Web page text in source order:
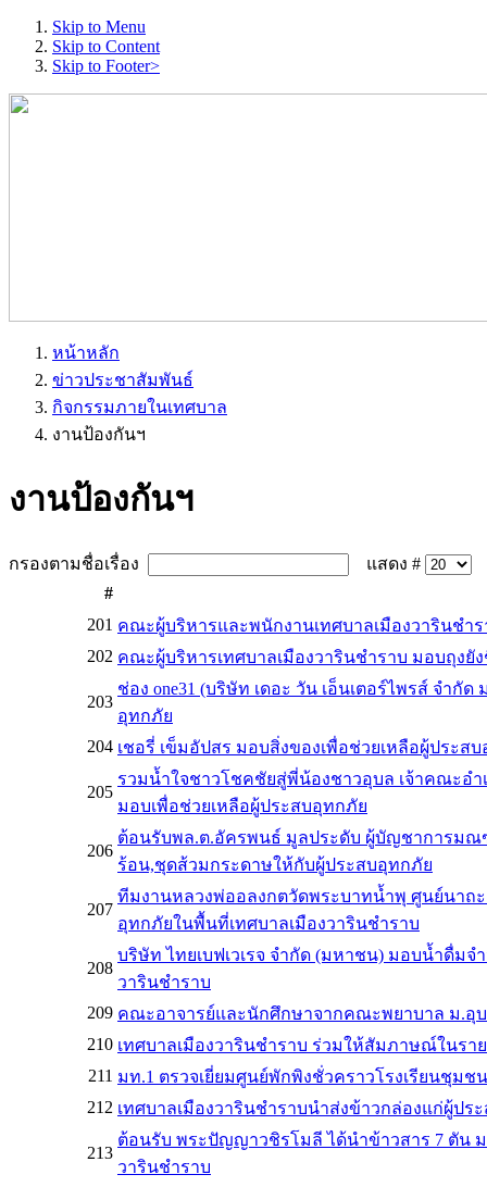
Skip to Menu
Skip to Content
Skip to Footer>
หน้าหลัก
ข่าวประชาสัมพันธ์
กิจกรรมภายในเทศบาล
งานป้องกันฯ
งานป้องกันฯ
กรองตามชื่อเรื่อง
แสดง #
#
201 คณะผู้บริหารและพนักงานเทศบาลเมืองวารินชำ
202 คณะผู้บริหารเทศบาลเมืองวารินชำราบ มอบถุง
203
ช่อง one31 (บริษัท เดอะ วัน เอ็นเตอร์ไพรส์ จำ
อุทกภัย
204 เชอรี่ เข็มอัปสร มอบสิ่งของเพื่อช่วยเหลือผู้ประส
205
รวมน้ำใจชาวโชคชัยสู่พี่น้องชาวอุบล เจ้าคณะอ
มอบเพื่อช่วยเหลือผู้ประสบอุทกภัย
206
ต้อนรับพล.ต.อัครพนธ์ มูลประดับ ผู้บัญชาการมณ
ร้อน,ชุดส้วมกระดาษให้กับผู้ประสบอุทกภัย
207
ทีมงานหลวงพ่ออลงกตวัดพระบาทน้ำพุ ศูนย์นา
อุทกภัยในพื้นที่เทศบาลเมืองวารินชำราบ
208
บริษัท ไทยเบฟเวเรจ จำกัด (มหาชน) มอบน้ำดื่ม
วารินชำราบ
209 คณะอาจารย์และนักศึกษาจากคณะพยาบาล ม.อุ
210 เทศบาลเมืองวารินชำราบ ร่วมให้สัมภาษณ์ในร
211 มท.1 ตรวจเยี่ยมศูนย์พักพิงชั่วคราวโรงเรียนชุม
212 เทศบาลเมืองวารินชำราบนำส่งข้าวกล่องแก่ผู้ป
213
ต้อนรับ พระปัญญาวชิรโมลี ได้นำข้าวสาร 7 ตัน
วารินชำราบ